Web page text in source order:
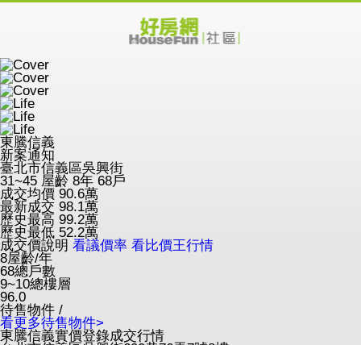
東騰信義
新案通知
臺北市信義區吳興街
31~45 屋齡 8年 68戶
成交均價 90.6萬
最新成交 98.1萬
歷史最高 99.2萬
歷史最低 52.2萬
成交價說明 看議價率 看比價王行情
8屋齡/年
68總戶數
9~10總樓層
96.0
待售物件 /
看更多待售物件>
東騰信義實價登錄成交行情